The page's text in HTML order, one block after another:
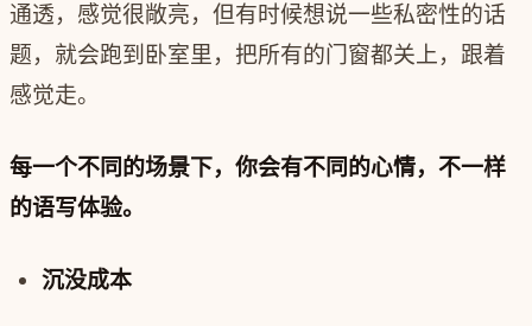
通透，感觉很敞亮，但有时候想说一些私密性的话
题，就会跑到卧室里，把所有的门窗都关上，跟着
感觉走。
每一个不同的场景下，你会有不同的心情，不一样
的语写体验。
沉没成本